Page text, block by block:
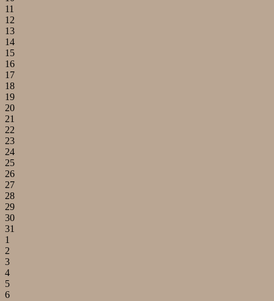
11
12
13
14
15
16
17
18
19
20
21
22
23
24
25
26
27
28
29
30
31
1
2
3
4
5
6